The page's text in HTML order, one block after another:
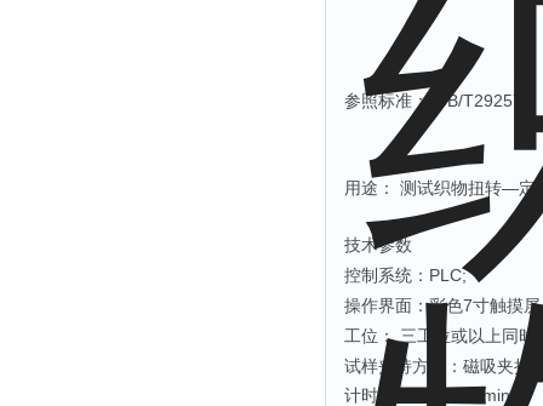
参照标准： GB/T29257
⽤途： 测试织物扭转—定
技术参数
控制系统： PLC;
操作界面：彩色7寸触摸
工位： 三⼯位或以上同时
试样夹持⽅式：磁吸夹持
计时范围：
0~999min；